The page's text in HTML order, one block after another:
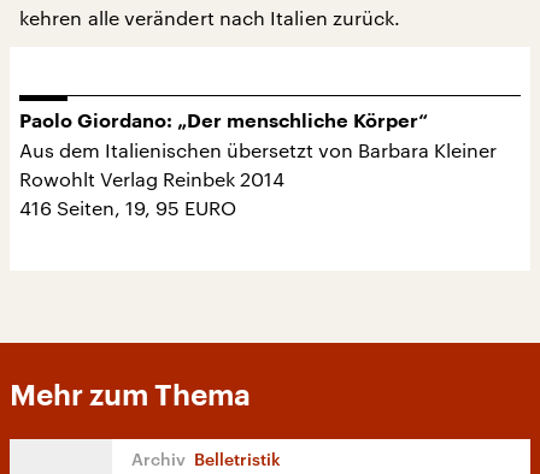
kehren alle verändert nach Italien zurück.
Paolo Giordano: „Der menschliche Körper“
Aus dem Italienischen übersetzt von Barbara Kleiner
Rowohlt Verlag Reinbek 2014
416 Seiten, 19, 95 EURO
Mehr zum Thema
Belletristik